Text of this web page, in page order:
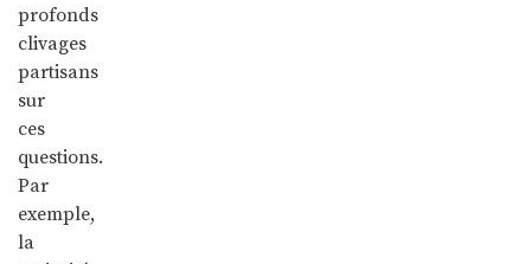
profonds
clivages
partisans
sur
ces
questions.
Par
exemple,
la